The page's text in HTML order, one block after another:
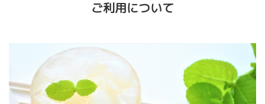
ご利用について